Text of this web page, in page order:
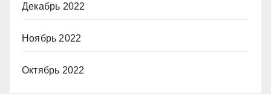
Декабрь 2022
Ноябрь 2022
Октябрь 2022